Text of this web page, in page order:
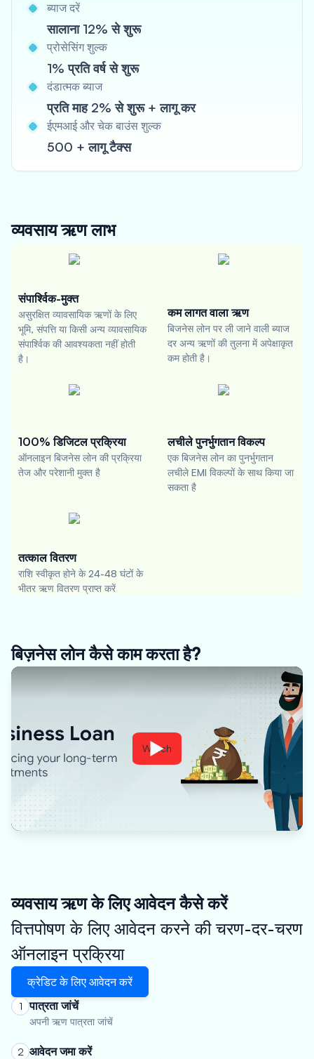
ब्याज दरें
सालाना 12% से शुरू
प्रोसेसिंग शुल्क
1% प्रति वर्ष से शुरू
दंडात्मक ब्याज
प्रति माह 2% से शुरू + लागू कर
ईएमआई और चेक बाउंस शुल्क
500 + लागू टैक्स
व्यवसाय ऋणलाभ
संपार्श्विक-मुक्त
असुरक्षित व्यावसायिक ऋणों के लिए
भूमि, संपत्ति या किसी अन्य व्यावसायिक
संपार्श्विक की आवश्यकता नहीं होती
है।
कम लागत वाला ऋण
बिजनेस लोन पर ली जाने वाली ब्याज
दर अन्य ऋणों की तुलना में अपेक्षाकृत
कम होती है।
100% डिजिटल प्रक्रिया
ऑनलाइन बिजनेस लोन की प्रक्रिया
तेज और परेशानी मुक्त है
लचीले पुनर्भुगतान विकल्प
एक बिजनेस लोन का पुनर्भुगतान
लचीले EMI विकल्पों के साथ किया जा
सकता है
तत्काल वितरण
राशि स्वीकृत होने के 24-48 घंटों के
भीतर ऋण वितरण प्राप्त करें
बिज़नेस लोन कैसे काम करता है?
Watch
व्यवसाय ऋण के लिए आवेदन कैसे करें
वित्तपोषण के लिए आवेदन करने की चरण-दर-चरण
ऑनलाइन प्रक्रिया
क्रेडिट के लिए आवेदन करें
1 पात्रता जांचें
अपनी ऋण पात्रता जांचें
2 आवेदन जमा करें